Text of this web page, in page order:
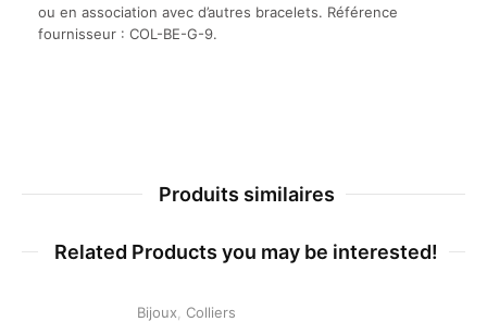
ou en association avec d’autres bracelets. Référence
fournisseur : COL-BE-G-9.
Produits similaires
Related Products you may be interested!
Bijoux Colliers